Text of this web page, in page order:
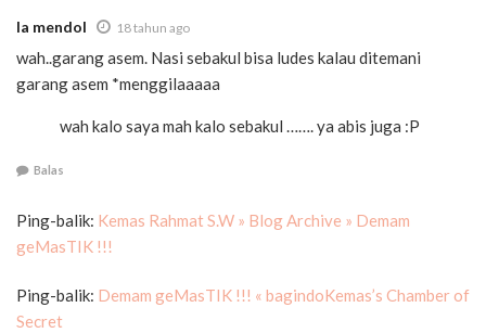
la mendol 18 tahun ago
wah..garang asem. Nasi sebakul bisa ludes kalau ditemani
garang asem *menggilaaaaa
wah kalo saya mah kalo sebakul ……. ya abis juga :P
Balas
Ping-balik: Kemas Rahmat S.W » Blog Archive » Demam
geMasTIK !!!
Ping-balik: Demam geMasTIK !!! « bagindoKemas’s Chamber of
Secret